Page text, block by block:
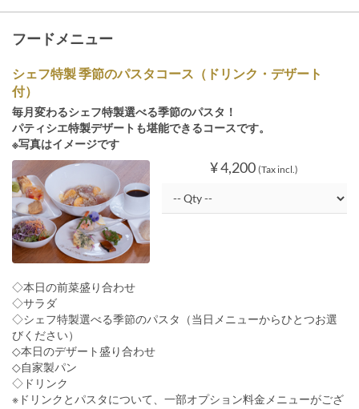
フードメニュー
シェフ特製 季節のパスタコース（ドリンク・デザート
付）
毎月変わるシェフ特製選べる季節のパスタ！
パティシエ特製デザートも堪能できるコースです。
※写真はイメージです
¥ 4,200 (Tax incl.)
◇本日の前菜盛り合わせ
◇サラダ
◇シェフ特製選べる季節のパスタ（当日メニューからひとつお選
びください）
◇本日のデザート盛り合わせ
◇自家製パン
◇ドリンク
※ドリンクとパスタについて、一部オプション料金メニューがござ